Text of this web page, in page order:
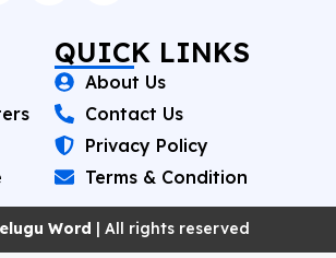
QUICK LINKS
About Us
Contact Us
Privacy Policy
Terms & Condition
Word | All rights reserved